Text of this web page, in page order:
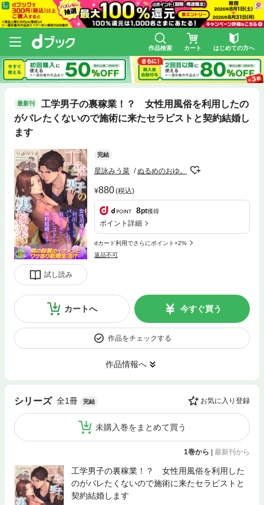
作品検索 カート はじめての方へ
最新刊
工学男子の裏稼業！？ 女性用風俗を利用したの
がバレたくないので施術に来たセラピストと契約結婚し
ます
試し読み
完結
星詠みう菜 ぬるめのおゆ。
880(税込)
8pt獲得
ポイント詳細
dカード利用でさらにポイント+2%
返品不可
カートへ 今すぐ買う
作品をチェックする
作品情報へ
シリーズ 全1冊 完結 お気に入り登録
未購入巻をまとめて買う
1巻から 最新刊から
工学男子の裏稼業！？ 女性用風俗を利用した
のがバレたくないので施術に来たセラピストと
契約結婚します